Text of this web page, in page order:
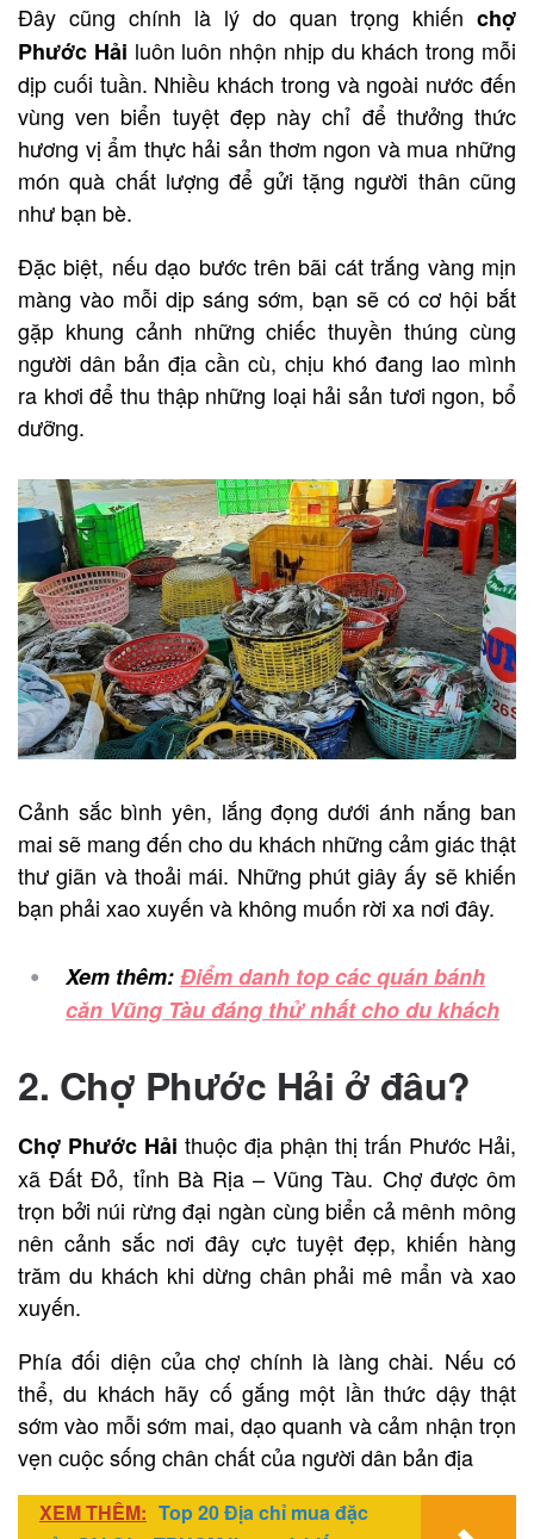
Đây cũng chính là lý do quan trọng khiến chợ
Phước Hải luôn luôn nhộn nhịp du khách trong mỗi
dịp cuối tuần. Nhiều khách trong và ngoài nước đến
vùng ven biển tuyệt đẹp này chỉ để thưởng thức
hương vị ẩm thực hải sản thơm ngon và mua những
món quà chất lượng để gửi tặng người thân cũng
như bạn bè.
Đặc biệt, nếu dạo bước trên bãi cát trắng vàng mịn
màng vào mỗi dịp sáng sớm, bạn sẽ có cơ hội bắt
gặp khung cảnh những chiếc thuyền thúng cùng
người dân bản địa cần cù, chịu khó đang lao mình
ra khơi để thu thập những loại hải sản tươi ngon, bổ
dưỡng.
Cảnh sắc bình yên, lắng đọng dưới ánh nắng ban
mai sẽ mang đến cho du khách những cảm giác thật
thư giãn và thoải mái. Những phút giây ấy sẽ khiến
bạn phải xao xuyến và không muốn rời xa nơi đây.
Xem thêm:Điểm danh top các quán bánh
căn Vũng Tàu đáng thử nhất cho du khách
2. Chợ Phước Hải ở đâu?
Chợ Phước Hải thuộc địa phận thị trấn Phước Hải,
xã Đất Đỏ, tỉnh Bà Rịa – Vũng Tàu. Chợ được ôm
trọn bởi núi rừng đại ngàn cùng biển cả mênh mông
nên cảnh sắc nơi đây cực tuyệt đẹp, khiến hàng
trăm du khách khi dừng chân phải mê mẩn và xao
xuyến.
Phía đối diện của chợ chính là làng chài. Nếu có
thể, du khách hãy cố gắng một lần thức dậy thật
sớm vào mỗi sớm mai, dạo quanh và cảm nhận trọn
vẹn cuộc sống chân chất của người dân bản địa
XEM THÊM: Top 20 Địa chỉ mua đặc